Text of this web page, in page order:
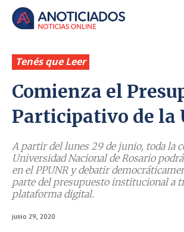
Tenés que Leer
Comienza el
Participativo de la
A partir del lunes 29 de junio, toda la
Universidad Nacional de Rosario
en el PPUNR y debatir
parte del presupuesto institucional a
plataforma digital.
junio 29, 2020